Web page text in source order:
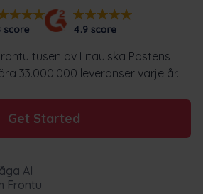
tusen av Litauiska Postens
33.000.000 leveranser varje år.
Get Started
AI
Frontu